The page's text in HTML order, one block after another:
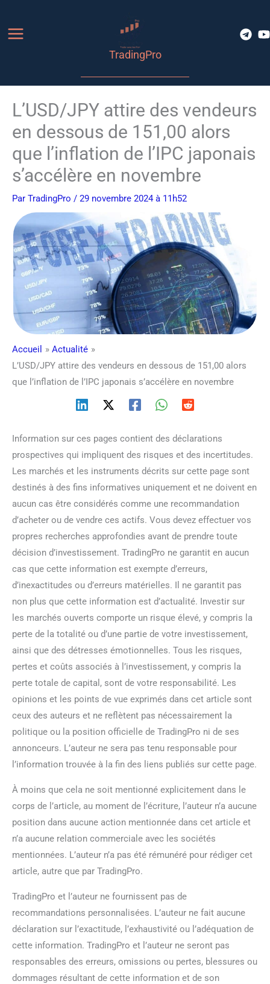
contenu
TradingPro
L’USD/JPY attire des vendeurs
en dessous de 151,00 alors
que l’inflation de l’IPC japonais
s’accélère en novembre
Par TradingPro / 29 novembre 2024 à 11h52
Accueil
Actualité
L’USD/JPY attire des vendeurs en dessous de 151,00 alors
que l’inflation de l’IPC japonais s’accélère en novembre
Information sur ces pages contient des déclarations
prospectives qui impliquent des risques et des incertitudes.
Les marchés et les instruments décrits sur cette page sont
destinés à des fins informatives uniquement et ne doivent en
aucun cas être considérés comme une recommandation
d’acheter ou de vendre ces actifs. Vous devez effectuer vos
propres recherches approfondies avant de prendre toute
décision d’investissement. TradingPro ne garantit en aucun
cas que cette information est exempte d’erreurs,
d’inexactitudes ou d’erreurs matérielles. Il ne garantit pas
non plus que cette information est d’actualité. Investir sur
les marchés ouverts comporte un risque élevé, y compris la
perte de la totalité ou d’une partie de votre investissement,
ainsi que des détresses émotionnelles. Tous les risques,
pertes et coûts associés à l’investissement, y compris la
perte totale de capital, sont de votre responsabilité. Les
opinions et les points de vue exprimés dans cet article sont
ceux des auteurs et ne reflètent pas nécessairement la
politique ou la position officielle de TradingPro ni de ses
annonceurs. L’auteur ne sera pas tenu responsable pour
l’information trouvée à la fin des liens publiés sur cette page.
À moins que cela ne soit mentionné explicitement dans le
corps de l’article, au moment de l’écriture, l’auteur n’a aucune
position dans aucune action mentionnée dans cet article et
n’a aucune relation commerciale avec les sociétés
mentionnées. L’auteur n’a pas été rémunéré pour rédiger cet
article, autre que par TradingPro.
TradingPro et l’auteur ne fournissent pas de
recommandations personnalisées. L’auteur ne fait aucune
déclaration sur l’exactitude, l’exhaustivité ou l’adéquation de
cette information. TradingPro et l’auteur ne seront pas
responsables des erreurs, omissions ou pertes, blessures ou
dommages résultant de cette information et de son